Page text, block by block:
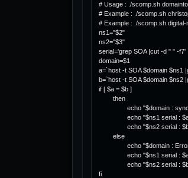
# Usage : ./scomp.sh
# Example : ./scomp.sh
# Example : ./scomp.sh
ns1="$2"
ns2="$3"
serial='grep SOA |cut -d " " -f7'
domain=$1
a=`host -t SOA $domain $ns1
b=`host -t SOA $domain $ns2
if [ $a = $b ]
        then
echo "$domain :
echo "$ns1 serial :
echo "$ns2 serial :
        else
echo "$domain :
echo "$ns1 serial :
echo "$ns2 serial :
fi